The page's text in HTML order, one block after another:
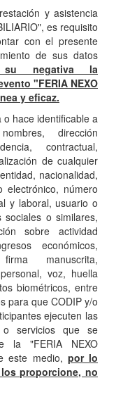
y asistencia
es requisito
con el presente
de sus datos
su negativa la
"FERIA NEXO
y eficaz.
hace identificable a
dirección
contractual,
de cualquier
nacionalidad,
electrónico, número
y laboral, usuario o
o similares,
sobre actividad
económicos,
manuscrita,
voz, huella
biométricos, entre
para que CODIP y/o
ejecuten las
o servicios que se
la "FERIA NEXO
este medio, por lo
proporcione, no